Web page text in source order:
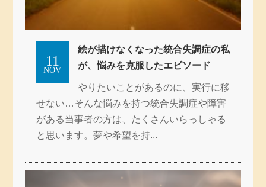
NOV
11
絵が描けなくなった統合失調症の私
が、悩みを克服したエピソード
やりたいことがあるのに、実行に移
せない…そんな悩みを持つ統合失調症や障害
がある当事者の方は、たくさんいらっしゃる
と思います。夢や希望を持...